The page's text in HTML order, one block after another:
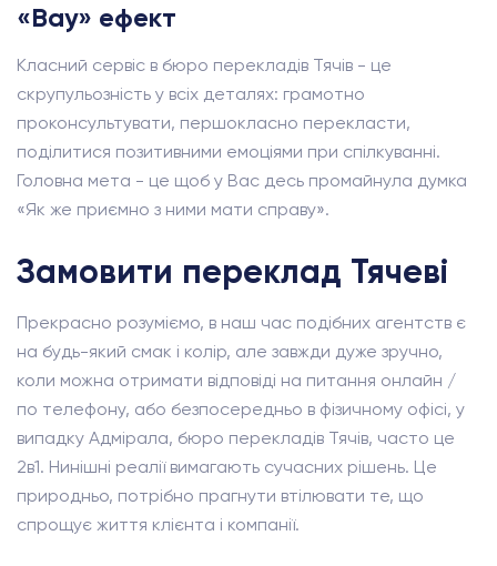
«Вау» ефект
Класний сервіс в бюро перекладів Тячів - це
скрупульозність у всіх деталях: грамотно
проконсультувати, першокласно перекласти,
поділитися позитивними емоціями при спілкуванні.
Головна мета - це щоб у Вас десь промайнула думка
«Як же приємно з ними мати справу».
Замовити переклад Тячеві
Прекрасно розуміємо, в наш час подібних агентств є
на будь-який смак і колір, але завжди дуже зручно,
коли можна отримати відповіді на питання онлайн /
по телефону, або безпосередньо в фізичному офісі, у
випадку Адмірала, бюро перекладів Тячів, часто це
2в1. Нинішні реалії вимагають сучасних рішень. Це
природньо, потрібно прагнути втілювати те, що
спрощує життя клієнта і компанії.